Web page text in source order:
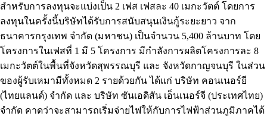
สำหรับการลงทุนจะแบ่งเป็น 2 เฟส เฟสละ 40 เมกะวัตต์ โดยการ
ลงทุนในครั้งนี้บริษัทได้รับการสนับสนุนเงินกู้ระยะยาว จาก
ธนาคารกรุงเทพ จำกัด (มหาชน) เป็นจำนวน 5,400 ล้านบาท โดย
โครงการในเฟสที่ 1 มี 5 โครงการ มีกำลังการผลิตโครงการละ 8
เมกะวัตต์ในพื้นที่จังหวัดสุพรรณบุรี และ จังหวัดกาญจนบุรี ในส่วน
ของผู้รับเหมามีทั้งหมด 2 รายด้วยกัน ได้แก่ บริษัท คอนเนอร์ยี
(ไทยแลนด์) จำกัด และ บริษัท ซันเอดิสัน เอ็นเนอร์จี (ประเทศไทย)
จำกัด คาดว่าจะสามารถเริ่มจ่ายไฟให้กับการไฟฟ้าส่วนภูมิภาคได้